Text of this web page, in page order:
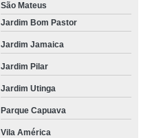
São Mateus
Jardim Bom Pastor
Jardim Jamaica
Jardim Pilar
Jardim Utinga
Parque Capuava
Vila América